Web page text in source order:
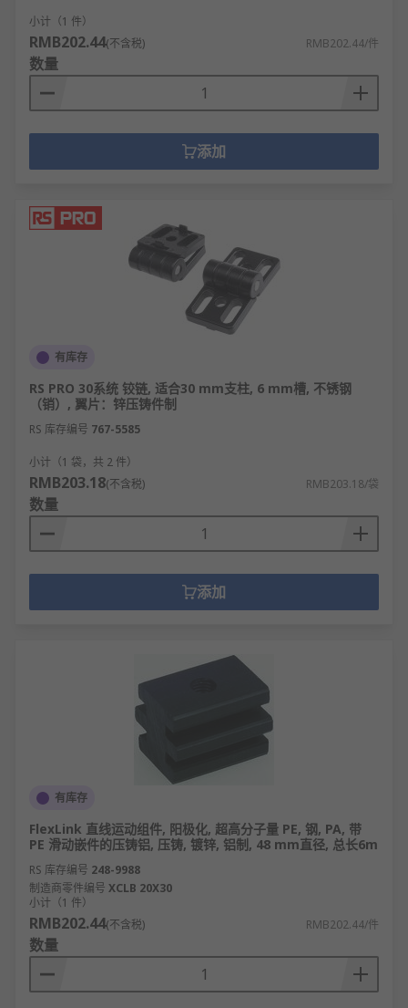
小计（1 件）
RMB202.44(不含税) RMB202.44/件
数量
添加
有库存
RS PRO 30系统 铰链, 适合30 mm支柱, 6 mm槽, 不锈钢
（销）, 翼片：锌压铸件制
RS 库存编号 767-5585
小计（1 袋，共 2 件）
RMB203.18(不含税) RMB203.18/袋
数量
添加
有库存
FlexLink 直线运动组件, 阳极化, 超高分子量 PE, 钢, PA, 带
PE 滑动嵌件的压铸铝, 压铸, 镀锌, 铝制, 48 mm直径, 总长6m
RS 库存编号 248-9988
制造商零件编号 XCLB 20X30
小计（1 件）
RMB202.44(不含税) RMB202.44/件
数量